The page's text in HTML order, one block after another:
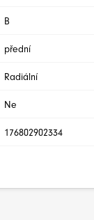
B
přední
Radiální
Ne
176802902334